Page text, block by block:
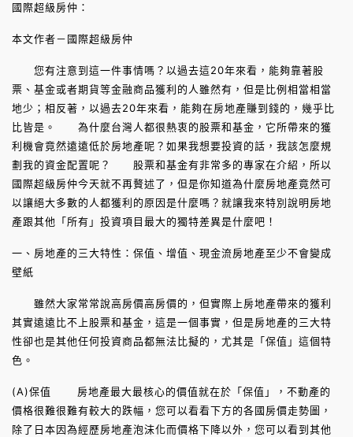
國際超級房仲：
本文作者－國際超級房仲
您有注意到這一件事情嗎？以過去這20年來看，能夠靠著股
票、基金或者期貨等金融商品獲利的人雖然有，但是比例相當相當
地少；相反著，以過去20年來看，能夠在房地產賺到錢的，幾乎比
比皆是。 為什麼台灣人都很熱衷的股票和基金，它所帶來的獲
利機會竟然遠遠低於房地產呢？如果我想要投資的話，我該怎麼規
劃我的資金配置呢？ 股票和基金有非常多的專家在介紹，所以
國際超級房仲今天就不再贅述了，但是你知道為什麼房地產竟然可
以讓絕大多數的人都獲利的原因是什麼嗎？就讓我來特別說明房地
產跟其他「所有」投資項目最大的獨特差異是什麼吧！
一、房地產的三大特性：保值、增值、現金流房地產至少不會變成
壁紙
雖然大家常常說高房價高房價的，但實際上房地產帶來的獲利
其實遠遠比不上股票和基金，這是一個事實，但是房地產的三大特
性卻也是其他任何投資商品都無法比擬的，尤其是「保值」這個特
色。
(A)保值 房地產最大最核心的價值就在於「保值」，不動產的
價格很難很難有較大的跌幅，您可以看看下方的各國房價走勢圖，
除了日本因為經歷房地產泡沫化而價格下降以外，您可以看到其他